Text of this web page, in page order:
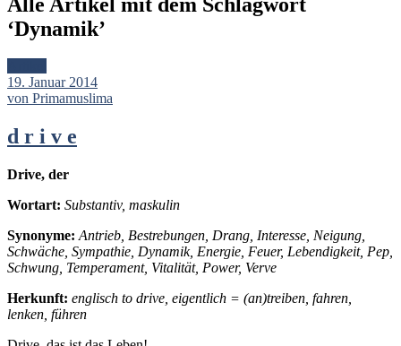
‘Dynamik’
19. Januar 2014
von Primamuslima
d r i v e
Drive, der
Wortart: Substantiv, maskulin
Synonyme: Antrieb, Bestrebungen, Drang, Interesse, Neigung,
Schwäche, Sympathie, Dynamik, Energie, Feuer, Lebendigkeit, Pep,
Schwung, Temperament, Vitalität, Power, Verve
Herkunft: englisch to drive, eigentlich = (an)treiben, fahren,
lenken, führen